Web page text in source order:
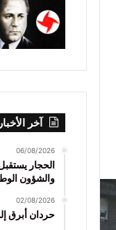
آخر الأخبار
06/08/2026
الحجار
والشؤون
02/08/2026
حردان أبرق